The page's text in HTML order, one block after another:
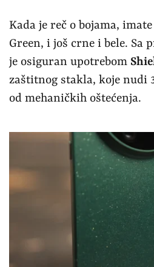
Kada je reč o bojama,
Green, i još crne i bele. Sa
je osiguran upotrebom
zaštitnog stakla, koje nudi
od mehaničkih oštećenja.